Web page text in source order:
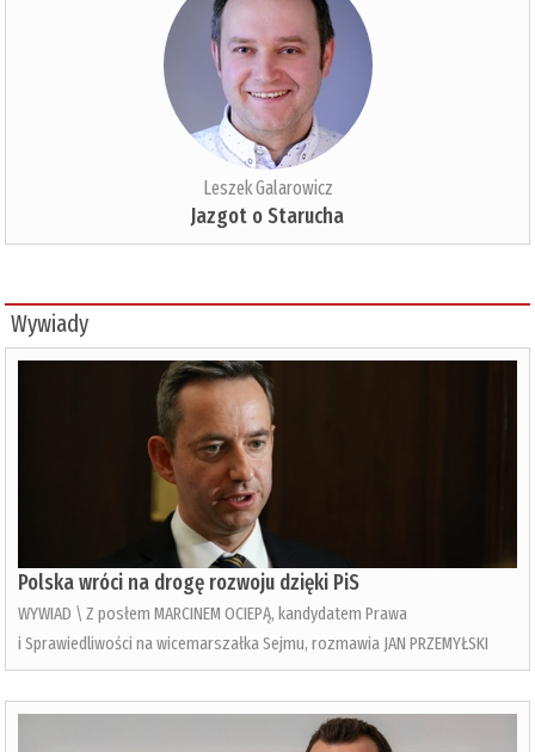
Leszek Galarowicz
Jazgot o Starucha
Wywiady
Polska wróci na drogę rozwoju dzięki PiS
WYWIAD \ Z posłem MARCINEM OCIEPĄ, kandydatem Prawa
i Sprawiedliwości na wicemarszałka Sejmu, rozmawia JAN PRZEMYŁSKI